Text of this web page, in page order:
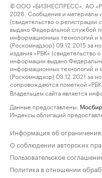
© ООО «БИЗНЕСПРЕСС», АО
2026. Сообщения и материалы
(свидетельство о
выдано Федеральной службой
информационных технологий и
(Роскомнадзор) 09.12.2015 за
издания «РБК» (свидетельство
информации выдано
информационных технологий и
(Роскомнадзор) 03.12.2021 за
сопровождаются пометкой
Владельцем сайта является
Данные предоставлены:
Индексы облигаций
Информация об
О соблюдении авторских
Пользовательское
Политика в отношении